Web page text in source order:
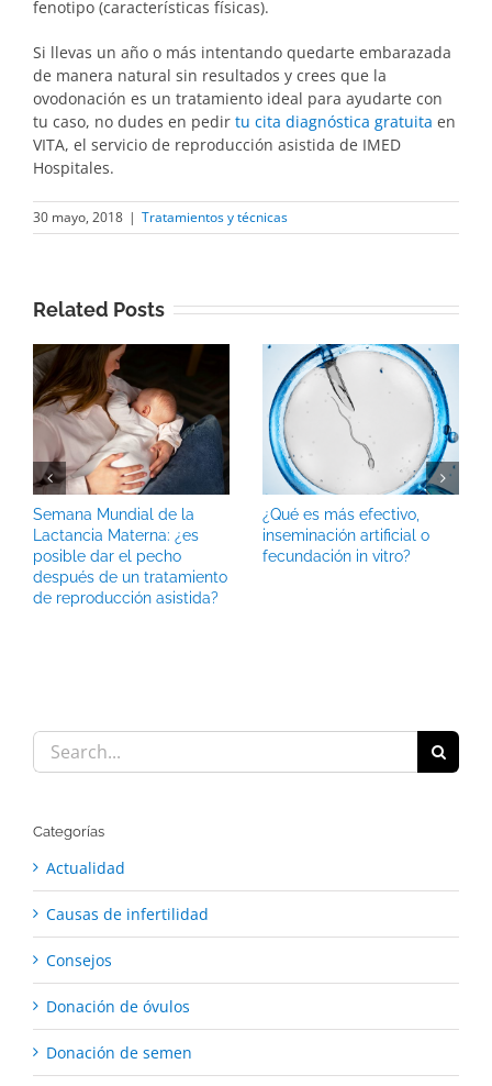
fenotipo (características físicas).
Si llevas un año o más intentando quedarte embarazada
de manera natural sin resultados y crees que la
ovodonación es un tratamiento ideal para ayudarte con
tu caso, no dudes en pedir tu cita diagnóstica gratuita en
VITA, el servicio de reproducción asistida de IMED
Hospitales.
30 mayo, 2018 | Tratamientos y técnicas
Related Posts
Semana Mundial de la
Lactancia Materna: ¿es
posible dar el pecho
después de un tratamiento
de reproducción asistida?
¿Qué es más efectivo,
inseminación artificial o
fecundación in vitro?
Search
for:
Categorías
Actualidad
Causas de infertilidad
Consejos
Donación de óvulos
Donación de semen